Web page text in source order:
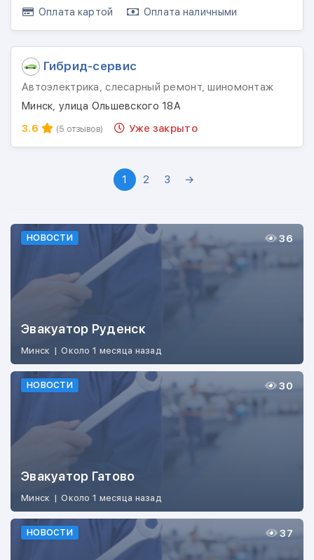
Оплата картой
Оплата наличными
Гибрид-сервис
Автоэлектрика, слесарный ремонт, шиномонтаж
Минск, улица Ольшевского 18А
3.6
(5 отзывов) Уже закрыто
1 2 3 →
НОВОСТИ
Эвакуатор Руденск
Минск | Около 1 месяца назад
36
НОВОСТИ
Эвакуатор Гатово
Минск | Около 1 месяца назад
30
НОВОСТИ 37